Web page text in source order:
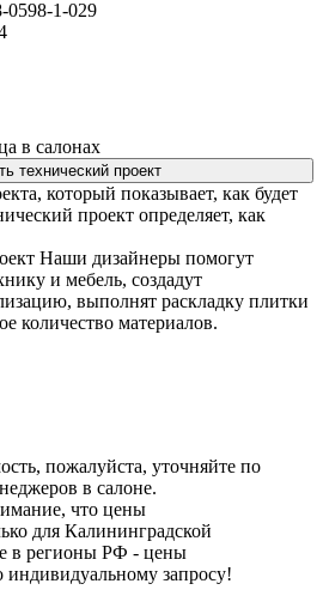
0598-1-029
в салонах
технический проект
который показывает, как будет
проект определяет, как
Наши дизайнеры помогут
и мебель, создадут
выполнят раскладку плитки
количество материалов.
пожалуйста, уточняйте по
в салоне.
что цены
для Калининградской
в регионы РФ - цены
индивидуальному запросу!